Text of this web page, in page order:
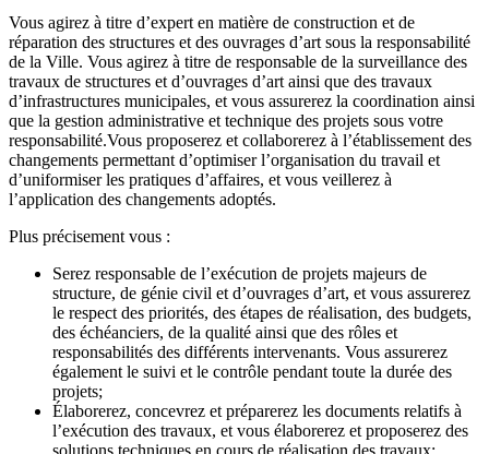
Vous agirez à titre d’expert en matière de construction et de
réparation des structures et des ouvrages d’art sous la responsabilité
de la Ville. Vous agirez à titre de responsable de la surveillance des
travaux de structures et d’ouvrages d’art ainsi que des travaux
d’infrastructures municipales, et vous assurerez la coordination ainsi
que la gestion administrative et technique des projets sous votre
responsabilité.Vous proposerez et collaborerez à l’établissement des
changements permettant d’optimiser l’organisation du travail et
d’uniformiser les pratiques d’affaires, et vous veillerez à
l’application des changements adoptés.
Plus précisement vous :
Serez responsable de l’exécution de projets majeurs de
structure, de génie civil et d’ouvrages d’art, et vous assurerez
le respect des priorités, des étapes de réalisation, des budgets,
des échéanciers, de la qualité ainsi que des rôles et
responsabilités des différents intervenants. Vous assurerez
également le suivi et le contrôle pendant toute la durée des
projets;
Élaborerez, concevrez et préparerez les documents relatifs à
l’exécution des travaux, et vous élaborerez et proposerez des
solutions techniques en cours de réalisation des travaux;